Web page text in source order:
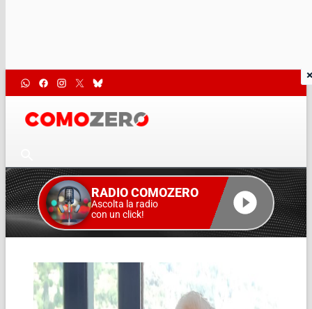
RADIO COMOZERO
Ascolta la radio
con un click!